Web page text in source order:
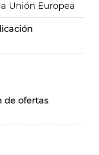
Unión Europea
de ofertas